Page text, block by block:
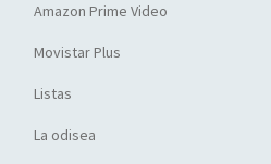
Amazon Prime Video
Movistar Plus
Listas
La odisea